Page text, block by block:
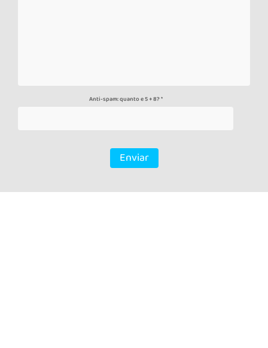
Anti-spam: quanto e 5 + 8? *
Enviar